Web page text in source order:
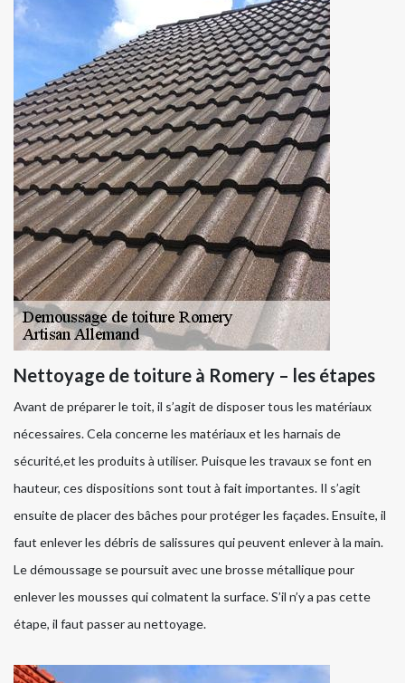
Nettoyage de toiture à Romery – les étapes
Avant de préparer le toit, il s’agit de disposer tous les matériaux
nécessaires. Cela concerne les matériaux et les harnais de
sécurité,et les produits à utiliser. Puisque les travaux se font en
hauteur, ces dispositions sont tout à fait importantes. Il s’agit
ensuite de placer des bâches pour protéger les façades. Ensuite, il
faut enlever les débris de salissures qui peuvent enlever à la main.
Le démoussage se poursuit avec une brosse métallique pour
enlever les mousses qui colmatent la surface. S’il n’y a pas cette
étape, il faut passer au nettoyage.